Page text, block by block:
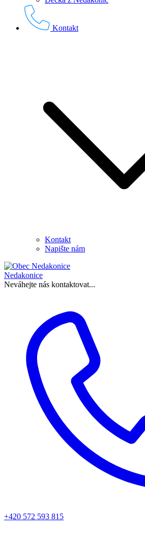
Kontakt
Kontakt
Napište nám
Nedakonice
Neváhejte nás kontaktovat...
+420 572 593 815